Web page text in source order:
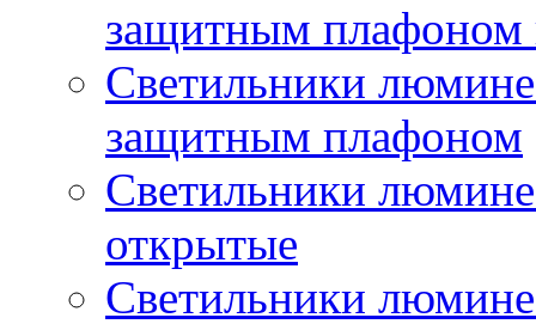
защитным плафоном
Светильники
защитным плафоном
Светильники
открытые
Светильники